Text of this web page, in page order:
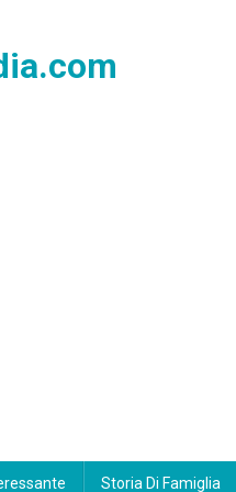
Storia Di Famiglia